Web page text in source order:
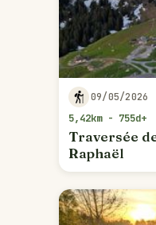
09/05/2026
5,42km - 755d+
Traversée
Raphaël